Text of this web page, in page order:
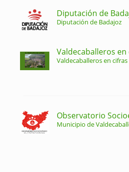
Diputación de
Diputación de Badajoz
Valdecaballeros en
Valdecaballeros en cifras
Observatorio
Municipio de